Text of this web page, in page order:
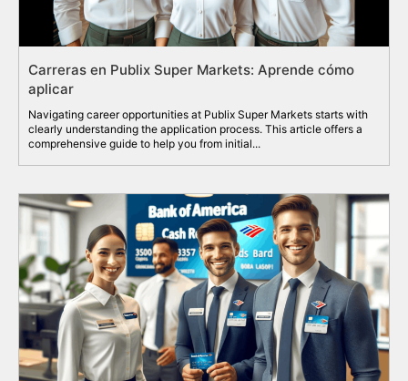
Carreras en Publix Super Markets: Aprende cómo
aplicar
Navigating career opportunities at Publix Super Markets starts with
clearly understanding the application process. This article offers a
comprehensive guide to help you from initial...